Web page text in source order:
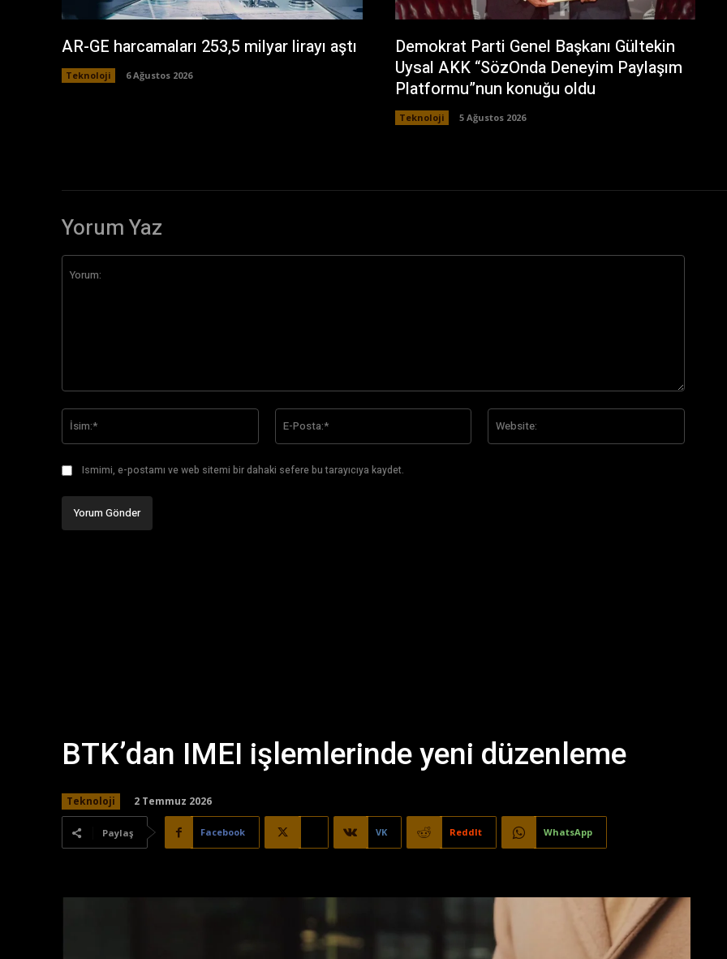
AR-GE harcamaları 253,5 milyar lirayı aştı
Teknoloji 6 Ağustos 2026
Demokrat Parti Genel Başkanı Gültekin
Uysal AKK “SözOnda Deneyim Paylaşım
Platformu”nun konuğu oldu
Teknoloji 5 Ağustos 2026
Yorum Yaz
Posta:*
Ismimi, e-postamı ve web sitemi bir dahaki sefere bu tarayıcıya kaydet.